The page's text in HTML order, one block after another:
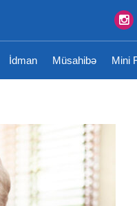
İdman Müsahibə Mini